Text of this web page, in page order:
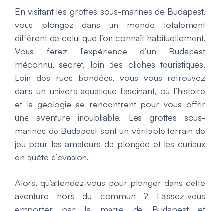
En visitant les grottes sous-marines de Budapest,
vous plongez dans un monde totalement
différent de celui que l’on connaît habituellement.
Vous ferez l’expérience d’un Budapest
méconnu, secret, loin des clichés touristiques.
Loin des rues bondées, vous vous retrouvez
dans un univers aquatique fascinant, où l’histoire
et la géologie se rencontrent pour vous offrir
une aventure inoubliable. Les grottes sous-
marines de Budapest sont un véritable terrain de
jeu pour les amateurs de plongée et les curieux
en quête d’évasion.
Alors, qu’attendez-vous pour plonger dans cette
aventure hors du commun ? Laissez-vous